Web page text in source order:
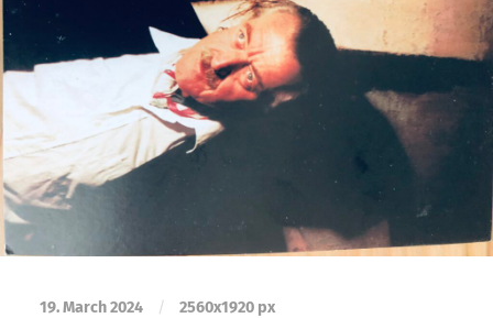
19. March 2024 / 2560x1920 px